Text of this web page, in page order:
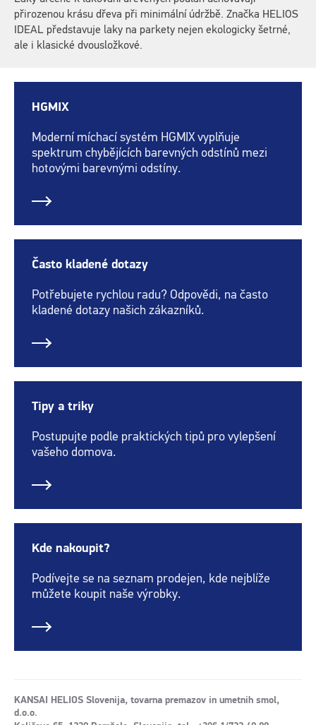
přirozenou krásu dřeva při minimální údržbě. Značka HELIOS
IDEAL představuje laky na parkety nejen ekologicky šetrné,
ale i klasické dvousložkové.
HGMIX
Moderní míchací systém HGMIX vyplňuje
spektrum chybějících barevných odstínů mezi
hotovými barevnými odstíny.
Často kladené dotazy
Potřebujete rychlou radu? Odpovědi, na často
kladené dotazy našich zákazníků.
Tipy a triky
Postupujte podle praktických tipů pro vylepšení
vašeho domova.
Kde nakoupit?
Podívejte se na seznam prodejen, kde nejblíže
můžete koupit naše výrobky.
KANSAI HELIOS Slovenija, tovarna premazov in umetnih smol,
d.o.o.